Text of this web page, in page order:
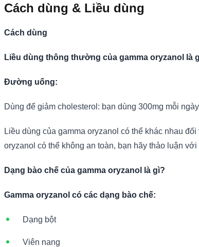
Cách dùng & Liều dùng
Cách dùng
Liều dùng thông thường của gamma oryzanol là
Đường uống:
Dùng để giảm cholesterol: bạn dùng 300mg mỗi
Liều dùng của gamma oryzanol có thể khác nhau
oryzanol có thể không an toàn, bạn hãy thảo luận
Dạng bào chế của gamma oryzanol là gì?
Gamma oryzanol có các dạng bào chế:
Dạng bột
Viên nang